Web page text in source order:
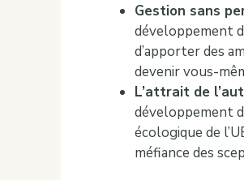
Gestion sans
développement
d’apporter des
devenir vous-
L’attrait de
développement
écologique de
méfiance des